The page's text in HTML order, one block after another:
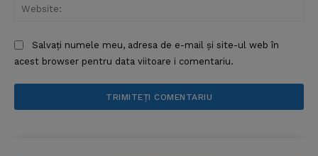
Salvați numele meu, adresa de e-mail și site-ul web în
acest browser pentru data viitoare i comentariu.